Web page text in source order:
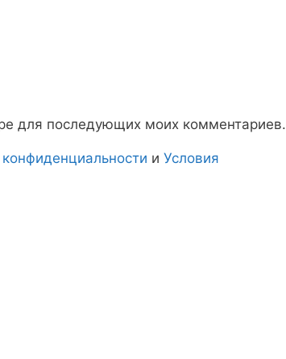
для последующих моих комментариев.
и Условия